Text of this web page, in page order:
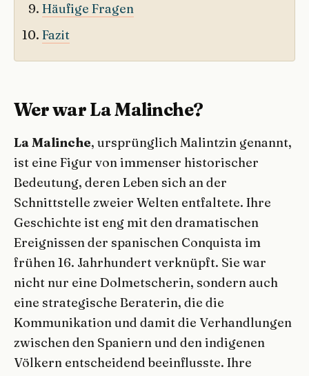
Häufige Fragen
Fazit
Wer war La Malinche?
La Malinche, ursprünglich Malintzin genannt,
ist eine Figur von immenser historischer
Bedeutung, deren Leben sich an der
Schnittstelle zweier Welten entfaltete. Ihre
Geschichte ist eng mit den dramatischen
Ereignissen der spanischen Conquista im
frühen 16. Jahrhundert verknüpft. Sie war
nicht nur eine Dolmetscherin, sondern auch
eine strategische Beraterin, die die
Kommunikation und damit die Verhandlungen
zwischen den Spaniern und den indigenen
Völkern entscheidend beeinflusste. Ihre